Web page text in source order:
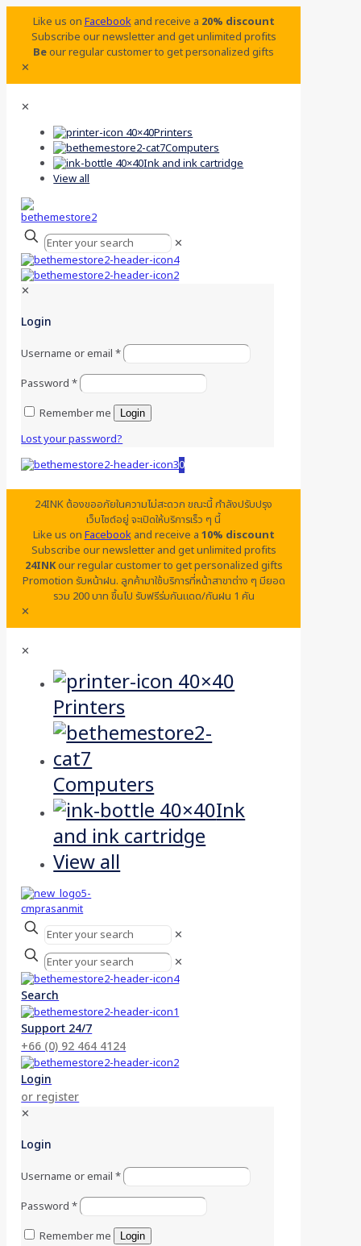
Like us onFacebookand receive a 20% discount
Subscribe our newsletter and get unlimited profits
Beour regular customer to get personalized gifts
✕
✕
Printers
Computers
Ink and ink cartridge
View all
✕
✕
Login
Username or email*
Password*
Remember me
Login
Lost your password?
0
24INK ต้องขออภัยในความไม่สะดวก ขณะนี้ กำลังปรับปรุง
เว็บไซต์อยู่ จะเปิดให้บริการเร็ว ๆ นี้
Like us onFacebookand receive a 10% discount
Subscribe our newsletter and get unlimited profits
24INKour regular customer to get personalized gifts
Promotion รับหน้าฝน. ลูกค้ามาใช้บริการที่หน้าสาขาต่าง ๆ มียอด
รวม 200 บาท ขึ้นไป รับฟรีร่มกันแดด/กันฝน 1 คัน
✕
✕
Printers
Computers
Ink
and ink cartridge
View all
✕
✕
Search
Support 24/7
+66 (0) 92 464 4124
Login
or register
✕
Login
Username or email*
Password*
Remember me
Login